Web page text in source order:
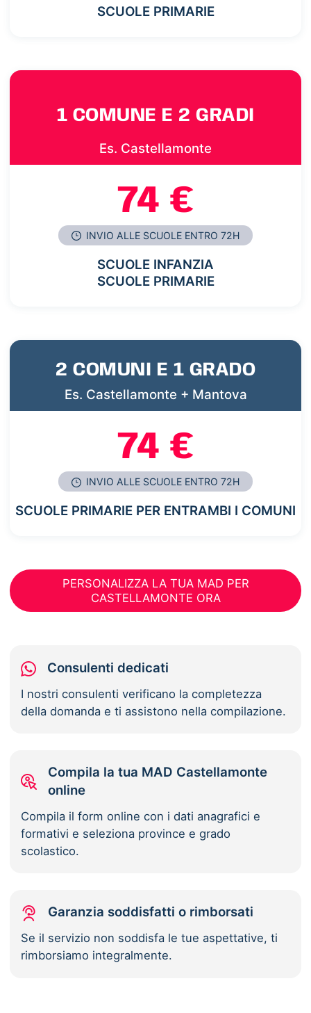
SCUOLE PRIMARIE
1 COMUNE E 2 GRADI
Es. Castellamonte
74 €
INVIO ALLE SCUOLE ENTRO 72H
SCUOLE INFANZIA
SCUOLE PRIMARIE
2 COMUNI E 1 GRADO
Es. Castellamonte + Mantova
74 €
INVIO ALLE SCUOLE ENTRO 72H
SCUOLE PRIMARIE PER ENTRAMBI I COMUNI
PERSONALIZZA LA TUA MAD PER
CASTELLAMONTE ORA
Consulenti dedicati
I nostri consulenti verificano la completezza
della domanda e ti assistono nella compilazione.
Compila la tua MAD Castellamonte
online
Compila il form online con i dati anagrafici e
formativi e seleziona province e grado
scolastico.
Garanzia soddisfatti o rimborsati
Se il servizio non soddisfa le tue aspettative, ti
rimborsiamo integralmente.